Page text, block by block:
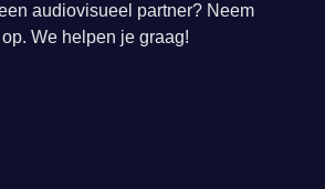
audiovisueel partner? Neem
We helpen je graag!